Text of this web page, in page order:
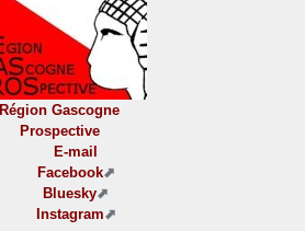
Région Gascogne
Prospective
E-mail
Facebook
Bluesky
Instagram